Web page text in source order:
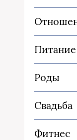
Питание
Роды
Свадьба
Фитнес